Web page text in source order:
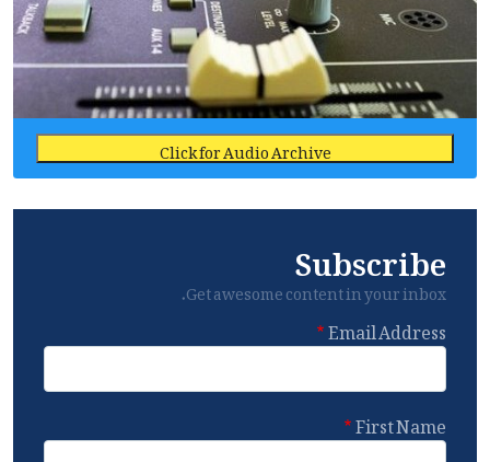
Click for Audio Archive
Subscribe
Get awesome content in your inbox.
Email Address
First Name